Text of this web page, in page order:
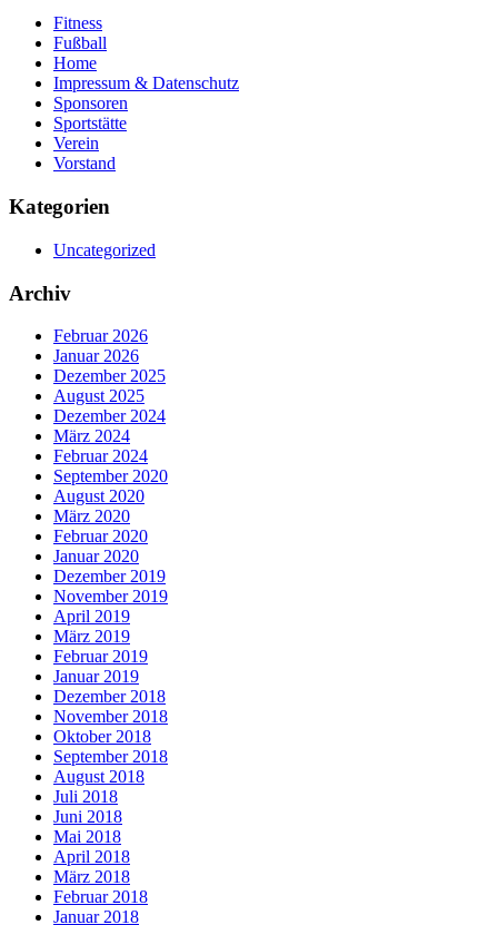
Fitness
Fußball
Home
Impressum & Datenschutz
Sponsoren
Sportstätte
Verein
Vorstand
Kategorien
Uncategorized
Archiv
Februar 2026
Januar 2026
Dezember 2025
August 2025
Dezember 2024
März 2024
Februar 2024
September 2020
August 2020
März 2020
Februar 2020
Januar 2020
Dezember 2019
November 2019
April 2019
März 2019
Februar 2019
Januar 2019
Dezember 2018
November 2018
Oktober 2018
September 2018
August 2018
Juli 2018
Juni 2018
Mai 2018
April 2018
März 2018
Februar 2018
Januar 2018